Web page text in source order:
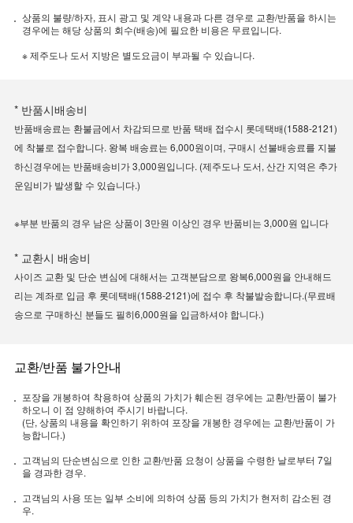
상품의 불량/하자, 표시 광고 및 계약 내용과 다른 경우로 교환/반품을 하시는
경우에는 해당 상품의 회수(배송)에 필요한 비용은 무료입니다.
※ 제주도나 도서 지방은 별도요금이 부과될 수 있습니다.
* 반품시배송비
반품배송료는 환불금에서 차감되므로 반품 택배 접수시 롯데택배(1588-2121)
에 착불로 접수합니다. 왕복 배송료는 6,000원이며, 구매시 선불배송료를 지불
하신경우에는 반품배송비가 3,000원입니다. (제주도나 도서, 산간 지역은 추가
운임비가 발생할 수 있습니다.)
※부분 반품의 경우 남은 상품이 3만원 이상인 경우 반품비는 3,000원 입니다
* 교환시 배송비
사이즈 교환 및 단순 변심에 대해서는 고객분담으로 왕복6,000원을 안내해드
리는 계좌로 입금 후 롯데택배(1588-2121)에 접수 후 착불발송합니다.(무료배
송으로 구매하신 분들도 필히6,000원을 입금하셔야 합니다.)
교환/반품 불가안내
포장을 개봉하여 착용하여 상품의 가치가 훼손된 경우에는 교환/반품이 불가
하오니 이 점 양해하여 주시기 바랍니다.
(단, 상품의 내용을 확인하기 위하여 포장을 개봉한 경우에는 교환/반품이 가
능합니다.)
고객님의 단순변심으로 인한 교환/반품 요청이 상품을 수령한 날로부터 7일
을 경과한 경우.
고객님의 사용 또는 일부 소비에 의하여 상품 등의 가치가 현저히 감소된 경
우.